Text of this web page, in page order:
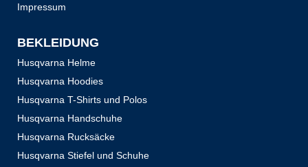
Impressum
BEKLEIDUNG
Husqvarna Helme
Husqvarna Hoodies
Husqvarna T-Shirts und Polos
Husqvarna Handschuhe
Husqvarna Rucksäcke
Husqvarna Stiefel und Schuhe